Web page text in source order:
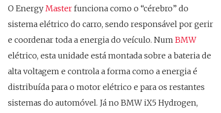
O Energy Master funciona como o “cérebro” do
sistema elétrico do carro, sendo responsável por gerir
e coordenar toda a energia do veículo. Num BMW
elétrico, esta unidade está montada sobre a bateria de
alta voltagem e controla a forma como a energia é
distribuída para o motor elétrico e para os restantes
sistemas do automóvel. Já no BMW iX5 Hydrogen,